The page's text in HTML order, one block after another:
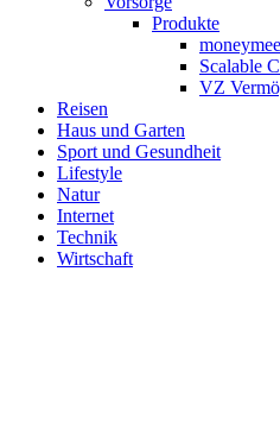
Produkte
Scalable
VZ
Reisen
Haus und Garten
Sport und Gesundheit
Lifestyle
Natur
Internet
Technik
Wirtschaft